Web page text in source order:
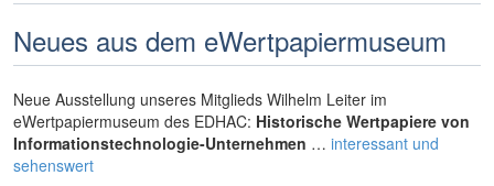
Neues aus dem eWertpapiermuseum
Neue Ausstellung unseres Mitglieds Wilhelm Leiter im
eWertpapiermuseum des EDHAC: Historische Wertpapiere von
Informationstechnologie-Unternehmen …interessant und
sehenswert